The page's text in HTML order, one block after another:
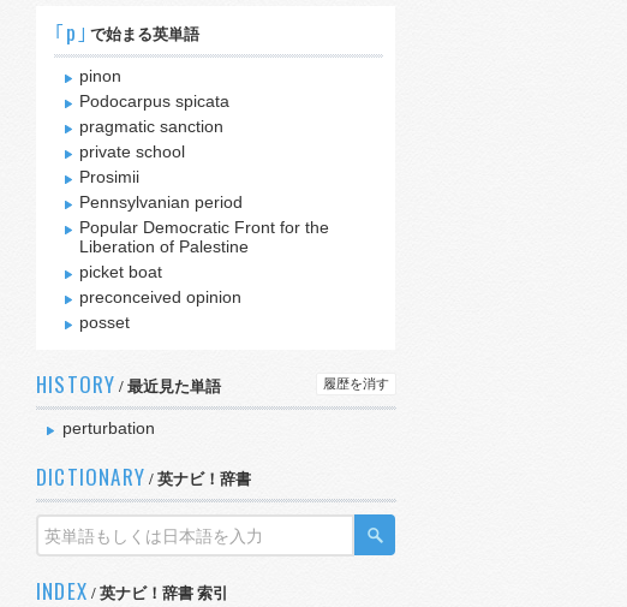
｢p｣ で始まる英単語
pinon
Podocarpus spicata
pragmatic sanction
private school
Prosimii
Pennsylvanian period
Popular Democratic Front for the
Liberation of Palestine
picket boat
preconceived opinion
posset
HISTORY / 最近見た単語 履歴を消す
perturbation
DICTIONARY / 英ナビ！辞書
INDEX / 英ナビ！辞書 索引